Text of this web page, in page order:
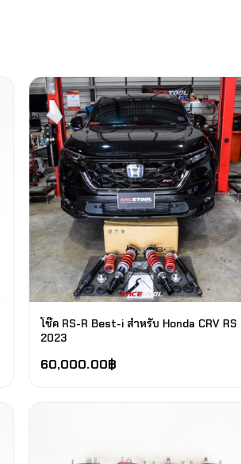
โช๊ค RS-R Best-i สำหรับ Honda CRV RS
2023
60,000.00฿